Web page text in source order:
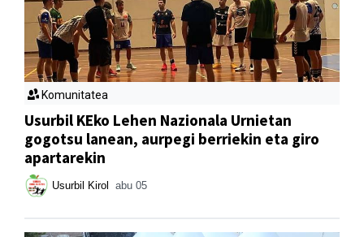
Komunitatea
Usurbil KEko Lehen Nazionala Urnietan
gogotsu lanean, aurpegi berriekin eta giro
apartarekin
Usurbil Kirol abu 05